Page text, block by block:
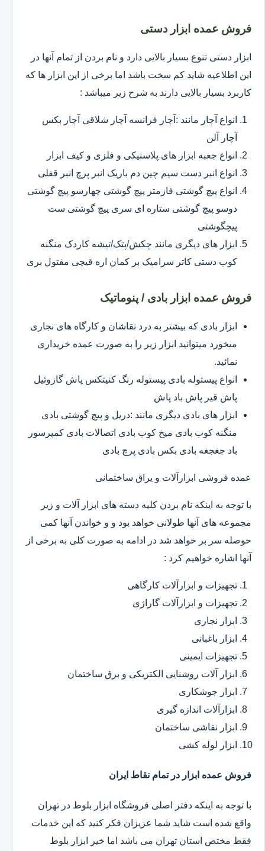
فروش عمده ابزار دستی
ابزار دستی تنوع بسیار بالایی دارد و نام بردن از تمام آنها در
این اطلاعیه شاید کم سخت باشد اما برخی از این ابزار ها که
کاربرد بسیار بالایی دارند به شرح زیر میباشد :
انواع آچار مانند :آچار فرانسه آچار شلاقی آچار بکس
آچار آلن
انواع جعبه ابزار های پلاستیکی و فلزی و کیف ابزار
انواع انبر دست سیم چین دم باریک انبر پرچ انبر قفلی
انواع پیچ گوشتی فازمتر پیچ گوشتی چهارسو پیچ گوشتی
دوسو پیچ گوشتی ستاره ای سری پیچ گوشتی ست
پیچگوشتی
ابزار های دیگری مانند چکش/پتک/تیشه کاردک منگنه
کوب دستی کاتر سرامیک بر کمان اره قیچی مفتول بری
فروش عمده ابزار بادی / پنوماتیک
ابزار بادی که بیشتر به درد نقاشان و کارگاه های نجاری
میخورد میتوانید ابزار زیر را به صورت عمده خریداری
نمائید.
انواع پیستوله بادی پیستوله رنگ کنیتکس پاش گازوئیل
پاش قیر پاش باد پاش
ابزار های بادی دیگری مانند :دریل و پیچ گوشتی بادی
منگنه کوب بادی میخ کوب بادی اتصالات بادی کمپرسور
باد جغجغه بادی بکس بادی پرچ بادی
عمده فروشی ابزارآلات و یراق ساختمانی
با توجه به اینکه نام بردن کلیه دسته های ابزار آلات و زیر
مجموعه های آنها طولانی خواهد بود و و خواندن آنها کمی
حوصله سر بر خواهد شد در ادامه به صورت کلی به برخی از
آنها اشاره خواهیم کرد :
تجهیزات و ابزارآلات کارگاهی
تجهیزات و ابزارآلات گاراژی
ابزار نجاری
ابزار باغبانی
تجهیزات ایمینی
ابزار آلات روشنایی الکتریکی و برق ساختمان
ابزار جوشکاری
ابزارآلات اندازه گیری
ابزار نقاشی ساختمان
ابزار لوله کشی
فروش عمده ابزار در تمام نقاط ایران
با توجه به اینکه دفتر اصلی فروشگاه ابزار بلوط در تهران
واقع شده است شاید شما عزیزان فکر کنید که این خدمات
فقط مختص استان تهران می باشد اما خیر ابزار بلوط